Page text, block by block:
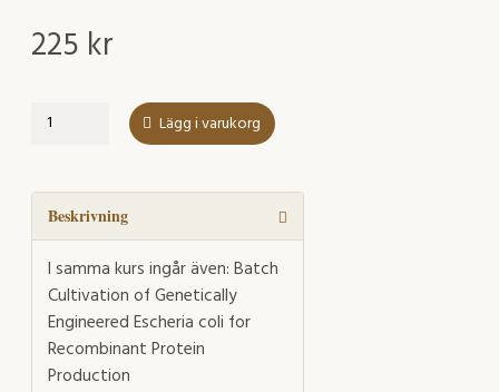
225 kr
KBTF15
mängd
Lägg i varukorg
Beskrivning
I samma kurs ingår även: Batch
Cultivation of Genetically
Engineered Escheria coli for
Recombinant Protein
Production